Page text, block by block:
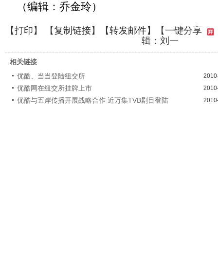
（编辑：乔金玲）
【打印】 【复制链接】【转发邮件】
【一键分享
辑：刘一
相关链接
优酷、当当登陆纽交所
优酷网在纽交所挂牌上市
优酷与五岸传播开展战略合作 近万集TVB剧目登陆